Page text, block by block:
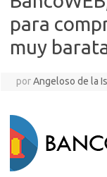
para
muy
porAngeloso de la